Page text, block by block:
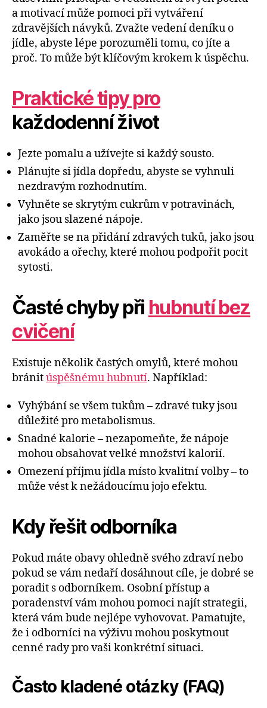
a motivací může pomoci při vytváření
zdravějších návyků. Zvažte vedení deníku o
jídle, abyste lépe porozuměli tomu, co jíte a
proč. To může být klíčovým krokem k úspěchu.
Praktické tipy pro
každodenní život
Jezte pomalu a užívejte si každý sousto.
Plánujte si jídla dopředu, abyste se vyhnuli
nezdravým rozhodnutím.
Vyhněte se skrytým cukrům v potravinách,
jako jsou slazené nápoje.
Zaměřte se na přidání zdravých tuků, jako jsou
avokádo a ořechy, které mohou podpořit pocit
sytosti.
Časté chyby při hubnutí bez
cvičení
Existuje několik častých omylů, které mohou
bránitúspěšnému hubnutí. Například:
Vyhýbání se všem tukům – zdravé tuky jsou
důležité pro metabolismus.
Snadné kalorie – nezapomeňte, že nápoje
mohou obsahovat velké množství kalorií.
Omezení příjmu jídla místo kvalitní volby – to
může vést k nežádoucímu jojo efektu.
Kdy řešit odborníka
Pokud máte obavy ohledně svého zdraví nebo
pokud se vám nedaří dosáhnout cíle, je dobré se
poradit s odborníkem. Osobní přístup a
poradenství vám mohou pomoci najít strategii,
která vám bude nejlépe vyhovovat. Pamatujte,
že i odborníci na výživu mohou poskytnout
cenné rady pro vaši konkrétní situaci.
Často kladené otázky (FAQ)